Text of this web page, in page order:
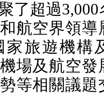
了超過3,000
航空界領導
家旅遊機構
場及航空發
等相關議題